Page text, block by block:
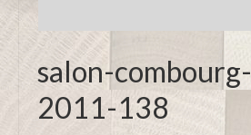
salon-combourg-
2011-138